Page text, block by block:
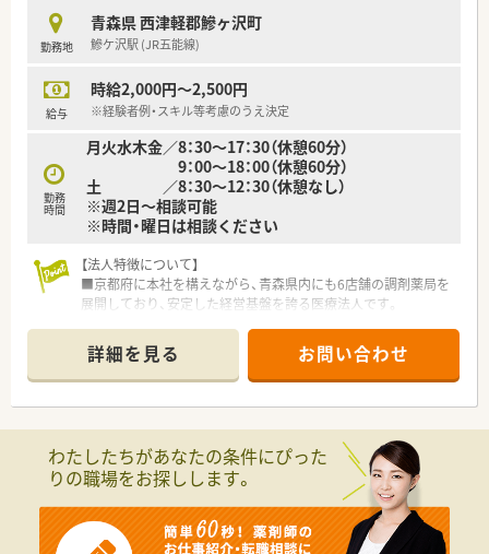
勤務地
青森県 西津軽郡鰺ヶ沢町
鰺ケ沢駅 (JR五能線)
給与
時給2,000円～2,500円
※経験者例・スキル等考慮のうえ決定
勤務
時間
月火水木金／8：30～17：30（休憩60分）
9：00～18：00（休憩60分）
土 ／8：30～12：30（休憩なし）
※週2日～相談可能
※時間・曜日は相談ください
【法人特徴について】
■京都府に本社を構えながら、青森県内にも6店舗の調剤薬局を
展開しており、安定した経営基盤を誇る医療法人です。
い柔軟な対応と、患者様一人ひとりに寄り添う姿勢が特徴です。
■薬剤師の教育や福利厚生の充実に力を入れており、職員が長く
安心して働き続けられる環境づくりを常に追求しています。
■JR五能線の鰺ケ沢駅から徒歩13分ほどの場所に位置してお
り、お車での通勤も可能な利便性の高い環境が整っています。
■近隣の総合病院から内科や外科を含む多科目の処方箋を応需
しており、幅広い知識を習得することが可能です。
■薬剤師複数名体制で業務を分担しており、事務スタッフとの連
携も円滑で、一人ひとりの負担が少ない体制を構築しています。
詳細を見る お問い合わせ
わたしたちがあなたの条件にぴった
りの職場をお探しします。